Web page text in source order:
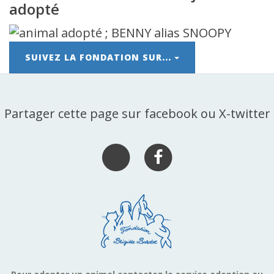
adopté
SUIVEZ LA FONDATION SUR...
Partager cette page sur facebook ou X-twitter